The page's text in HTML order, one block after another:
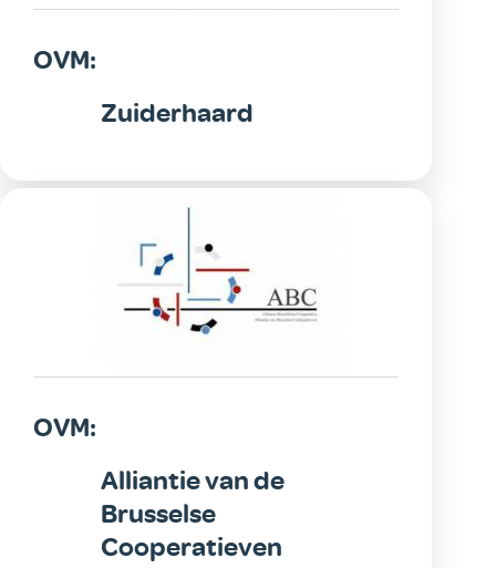
OVM:
Zuiderhaard
OVM:
Alliantie van de
Brusselse
Cooperatieven